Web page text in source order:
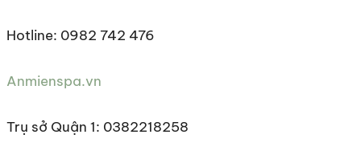
Hotline: 0982 742 476
Anmienspa.vn
Trụ sở Quận 1: 0382218258